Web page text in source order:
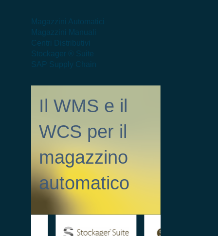
Magazzini Automatici
Magazzini Manuali
Centri Distributivi
Stockager ® Suite
SAP Supply Chain
Il WMS e il
WCS per il
magazzino
automatico